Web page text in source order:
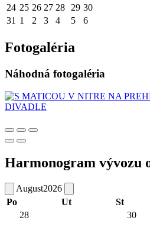
24 25 26 27 28 29 30
31 1 2 3 4 5 6
Fotogaléria
Náhodná fotogaléria
Harmonogram vývozu
August2026
Po
Ut St
28
30